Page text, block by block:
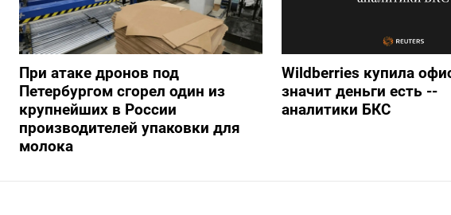
При атаке дронов под
Петербургом сгорел один из
крупнейших в России
производителей упаковки для
молока
Wildberries купила
значит деньги есть --
аналитики БКС